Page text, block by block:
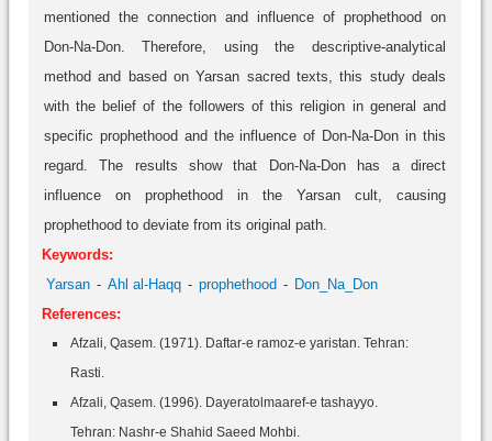
mentioned the connection and influence of prophethood on
Don-Na-Don. Therefore, using the descriptive-analytical
method and based on Yarsan sacred texts, this study deals
with the belief of the followers of this religion in general and
specific prophethood and the influence of Don-Na-Don in this
regard. The results show that Don-Na-Don has a direct
influence on prophethood in the Yarsan cult, causing
prophethood to deviate from its original path.
Keywords:
Yarsan
Ahl al-Haqq prophethood
Don_Na_Don
References:
Afzali, Qasem. (1971). Daftar-e ramoz-e yaristan. Tehran:
Rasti.
Afzali, Qasem. (1996). Dayeratolmaaref-e tashayyo.
Tehran: Nashr-e Shahid Saeed Mohbi.